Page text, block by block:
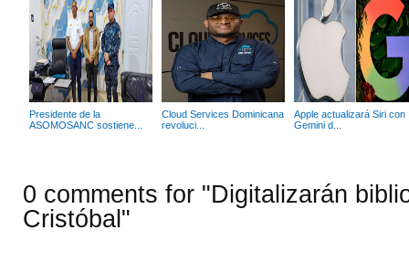
Presidente de la
ASOMOSANC sostiene...
Cloud Services Dominicana
revoluci...
Apple actualizará Siri con
Gemini d...
0 comments for "Digitalizarán
Cristóbal"